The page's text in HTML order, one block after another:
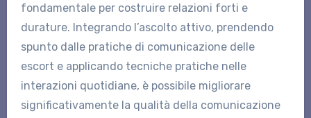
fondamentale per costruire relazioni forti e
durature. Integrando l’ascolto attivo, prendendo
spunto dalle pratiche di comunicazione delle
escort e applicando tecniche pratiche nelle
interazioni quotidiane, è possibile migliorare
significativamente la qualità della comunicazione